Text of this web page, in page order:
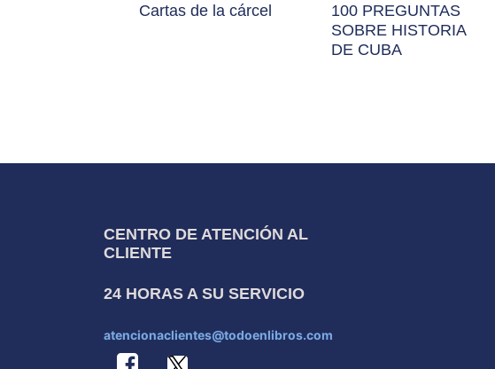
Cartas de la cárcel
100 PREGUNTAS
SOBRE HISTORIA
DE CUBA
CENTRO DE ATENCIÓN AL
CLIENTE
24 HORAS A SU SERVICIO
atencionaclientes@todoenlibros.com